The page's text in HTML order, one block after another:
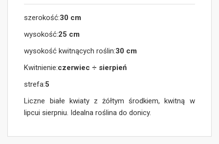
szerokość:30 cm
wysokość:25 cm
wysokość kwitnących roślin:30 cm
Kwitnienie:czerwiec ÷ sierpień
strefa:5
Liczne białe kwiaty z żółtym środkiem, kwitną w
lipcui sierpniu. Idealna roślina do donicy.